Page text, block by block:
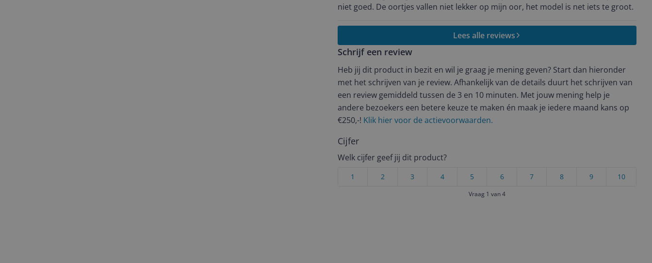
niet goed. De oortjes vallen niet lekker op mijn oor, het model is net iets te groot.
Lees alle reviews
Schrijf een review
Heb jij dit product in bezit en wil je graag je mening geven? Start dan hieronder
met het schrijven van je review. Afhankelijk van de details duurt het schrijven van
een review gemiddeld tussen de 3 en 10 minuten. Met jouw mening help je
andere bezoekers een betere keuze te maken én maak je iedere maand kans op
€250,-! Klik hier voor de actievoorwaarden.
Cijfer
Welk cijfer geef jij dit product?
10
9
8
7
6
5
4
3
2
1
Vraag 1 van 4